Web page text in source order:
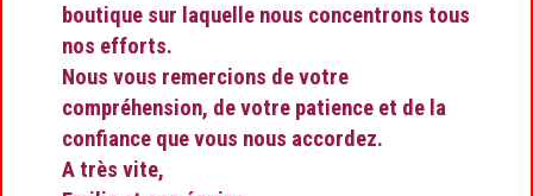
boutique sur laquelle nous concentrons tous
nos efforts.
Nous vous remercions de votre
compréhension, de votre patience et de la
confiance que vous nous accordez.
A très vite,